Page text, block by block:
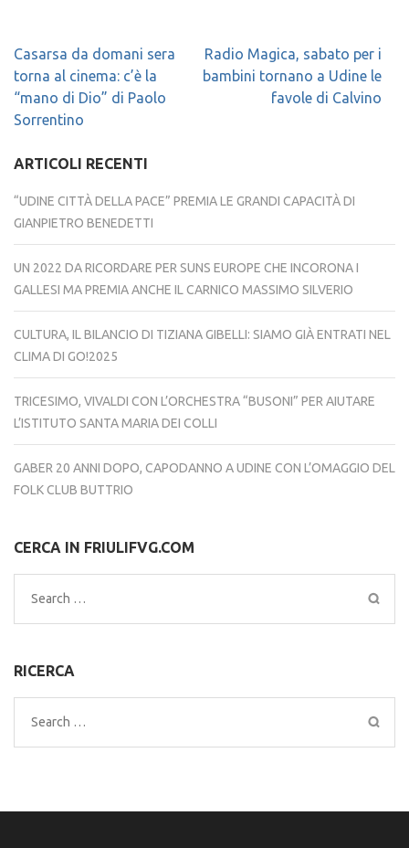
Navigazione
articoli
Casarsa da domani sera
torna al cinema: c’è la
“mano di Dio” di Paolo
Sorrentino
Radio Magica, sabato per i
bambini tornano a Udine le
favole di Calvino
ARTICOLI RECENTI
“UDINE CITTÀ DELLA PACE” PREMIA LE GRANDI CAPACITÀ DI
GIANPIETRO BENEDETTI
UN 2022 DA RICORDARE PER SUNS EUROPE CHE INCORONA I
GALLESI MA PREMIA ANCHE IL CARNICO MASSIMO SILVERIO
CULTURA, IL BILANCIO DI TIZIANA GIBELLI: SIAMO GIÀ ENTRATI NEL
CLIMA DI GO!2025
TRICESIMO, VIVALDI CON L’ORCHESTRA “BUSONI” PER AIUTARE
L’ISTITUTO SANTA MARIA DEI COLLI
GABER 20 ANNI DOPO, CAPODANNO A UDINE CON L’OMAGGIO DEL
FOLK CLUB BUTTRIO
CERCA IN FRIULIFVG.COM
Search
for:
RICERCA
Search
for: